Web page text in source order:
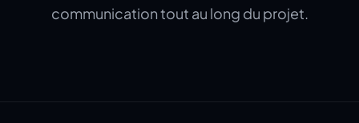
communication tout au long du projet.